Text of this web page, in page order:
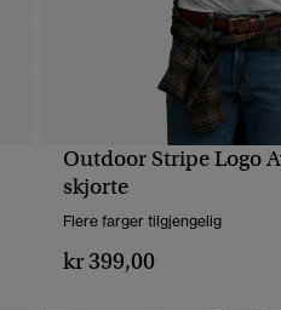
Outdoor Stripe Logo
skjorte
Flere farger tilgjengelig
kr 399,00